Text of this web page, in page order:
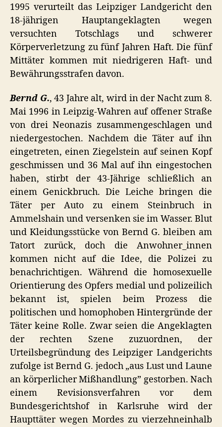
1995 verurteilt das Leipziger Landgericht den
18-jährigen Hauptangeklagten wegen
versuchten Totschlags und schwerer
Körperverletzung zu fünf Jahren Haft. Die fünf
Mittäter kommen mit niedrigeren Haft- und
Bewährungsstrafen davon.
Bernd G., 43 Jahre alt, wird in der Nacht zum 8.
Mai 1996 in Leipzig-Wahren auf offener Straße
von drei Neonazis zusammengeschlagen und
niedergestochen. Nachdem die Täter auf ihn
eingetreten, einen Ziegelstein auf seinen Kopf
geschmissen und 36 Mal auf ihn eingestochen
haben, stirbt der 43-Jährige schließlich an
einem Genickbruch. Die Leiche bringen die
Täter per Auto zu einem Steinbruch in
Ammelshain und versenken sie im Wasser. Blut
und Kleidungsstücke von Bernd G. bleiben am
Tatort zurück, doch die Anwohner_innen
kommen nicht auf die Idee, die Polizei zu
benachrichtigen. Während die homosexuelle
Orientierung des Opfers medial und polizeilich
bekannt ist, spielen beim Prozess die
politischen und homophoben Hintergründe der
Täter keine Rolle. Zwar seien die Angeklagten
der rechten Szene zuzuordnen, der
Urteilsbegründung des Leipziger Landgerichts
zufolge ist Bernd G. jedoch „aus Lust und Laune
an körperlicher Mißhandlung” gestorben. Nach
einem Revisionsverfahren vor dem
Bundesgerichtshof in Karlsruhe wird der
Haupttäter wegen Mordes zu vierzehneinhalb